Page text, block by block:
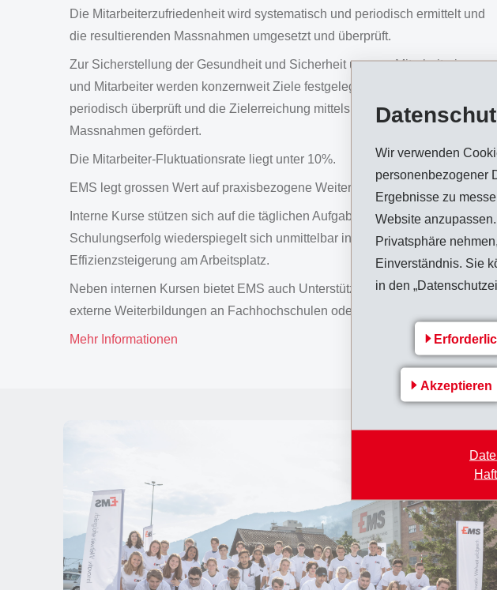
Wir verwenden
personenbezogener
Ergebnisse zu
Website
Privatsphäre
Einverständnis. Sie
in den
Akzeptieren
Die Mitarbeiterzufriedenheit wird systematisch und periodisch ermittelt und
die resultierenden Massnahmen umgesetzt und überprüft.
Zur Sicherstellung der Gesundheit und Sicherheit unserer Mitarbeiterinnen
und Mitarbeiter werden konzernweit Ziele festgelegt, deren Erreichung
periodisch überprüft und die Zielerreichung mittels Programmen und
Massnahmen gefördert.
Die Mitarbeiter-Fluktuationsrate liegt unter 10%.
EMS legt grossen Wert auf praxisbezogene Weiterbildung.
Interne Kurse stützen sich auf die täglichen Aufgaben der Mitarbeiter ab. Der
Schulungserfolg wiederspiegelt sich unmittelbar in der Qualitäts- und
Effizienzsteigerung am Arbeitsplatz.
Neben internen Kursen bietet EMS auch Unterstützungsprogramme für
externe Weiterbildungen an Fachhochschulen oder anderen Instituten an.
Mehr Informationen